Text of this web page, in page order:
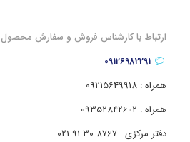
ارتباط با کارشناس فروش و سفارش محصول
09126982291
همراه : 09215649918
همراه : 09352842602
دفتر مرکزی : 8767 30 91 021